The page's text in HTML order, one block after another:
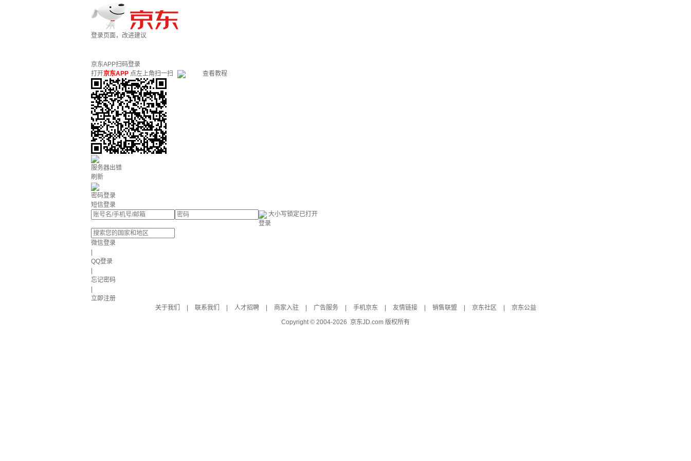
登录页面，改进建议
京东APP扫码登录
打开京东APP 点左上角扫一扫 查看教程
服务器出错
刷新
密码登录
短信登录
大小写锁定已打开
登录
微信登录
QQ登录
忘记密码
立即注册
关于我们
联系我们 人才招聘 商家入驻 广告服务 手机京东 友情链接 销售联盟 京东社区
京东公益
Copyright © 2004-2026 京东JD.com 版权所有